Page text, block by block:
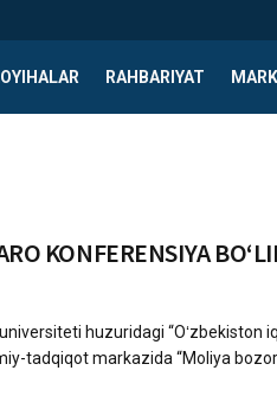
RAHBARIYAT
KONFERENSIYA
huzuridagi “Oʻzbekiston
tadqiqot markazida “Moliya